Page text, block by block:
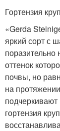
Гортензия
«Gerda
яркий сорт с
оттенок
почвы, но
на
гортензия